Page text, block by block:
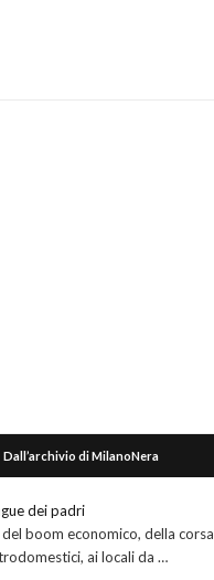
Dall’archivio di MilanoNera
dei padri
boom economico, della corsa
ai locali da …